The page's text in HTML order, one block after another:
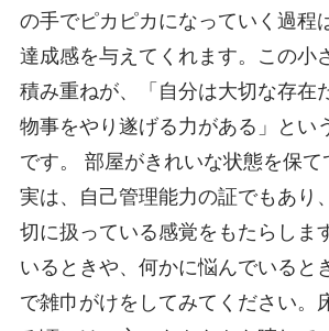
の手でピカピカになっていく過程
達成感を与えてくれます。この小
積み重ねが、「自分は大切な存在
物事をやり遂げる力がある」とい
です。 部屋がきれいな状態を保
実は、自己管理能力の証でもあり
切に扱っている感覚をもたらしま
いるときや、何かに悩んでいると
で雑巾がけをしてみてください。